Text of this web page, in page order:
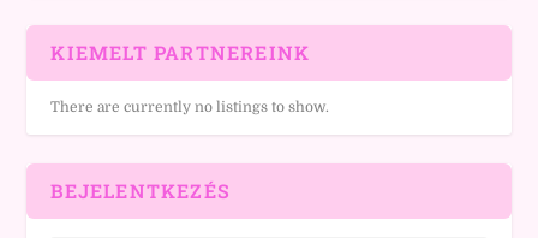
KIEMELT PARTNEREINK
There are currently no listings to show.
BEJELENTKEZÉS